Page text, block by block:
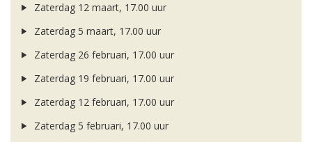
Zaterdag 12 maart, 17.00 uur
Zaterdag 5 maart, 17.00 uur
Zaterdag 26 februari, 17.00 uur
Zaterdag 19 februari, 17.00 uur
Zaterdag 12 februari, 17.00 uur
Zaterdag 5 februari, 17.00 uur